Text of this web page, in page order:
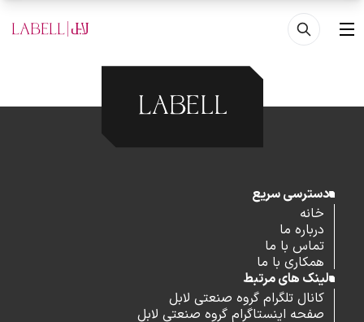
رفتن به محتوای اصلی
منو
دسترسی سریع
خانه
درباره ما
تماس با ما
همکاری با ما
لینک های مرتبط
کانال تلگرام گروه صنعتی لابل
صفحه اینستاگرام گروه صنعتی لابل